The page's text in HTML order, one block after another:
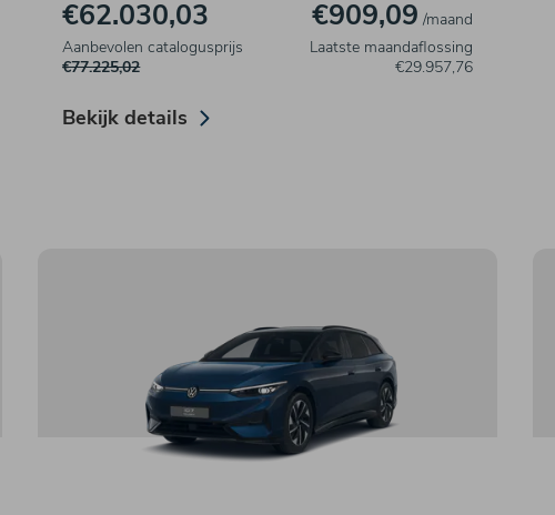
€62.030,03
Aanbevolen catalogusprijs
€77.225,02
€909,09 /maand
Laatste maandaflossing
€29.957,76
Bekijk details